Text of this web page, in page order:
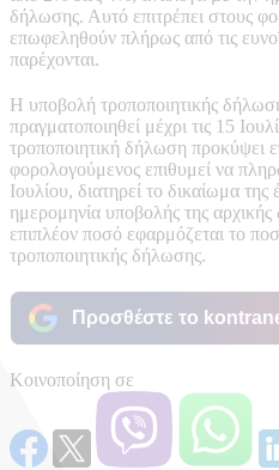
δήλωσης. Αυτό επιτρέπει στους
επωφεληθούν πλήρως από τις
παρέχονται.
Η υποβολή τροποποιητικής
πραγματοποιηθεί μέχρι τις 15
τροποποιητική δήλωση προκύψει
φορολογούμενος επιθυμεί να
Ιουλίου, διατηρεί το δικαίωμα
ημερομηνία υποβολής της
επιπλέον ποσό εφαρμόζεται το
τροποποιητικής δήλωσης.
Προσθέστε το
Κοινοποίηση σε